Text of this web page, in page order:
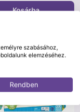
Kosárba
szabásához,
elemzéséhez.
Rendben